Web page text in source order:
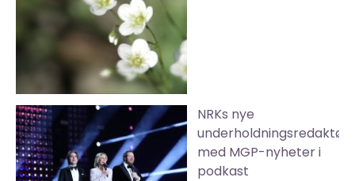
NRKs nye
underholdningsredaktør
med MGP-nyheter i
podkast